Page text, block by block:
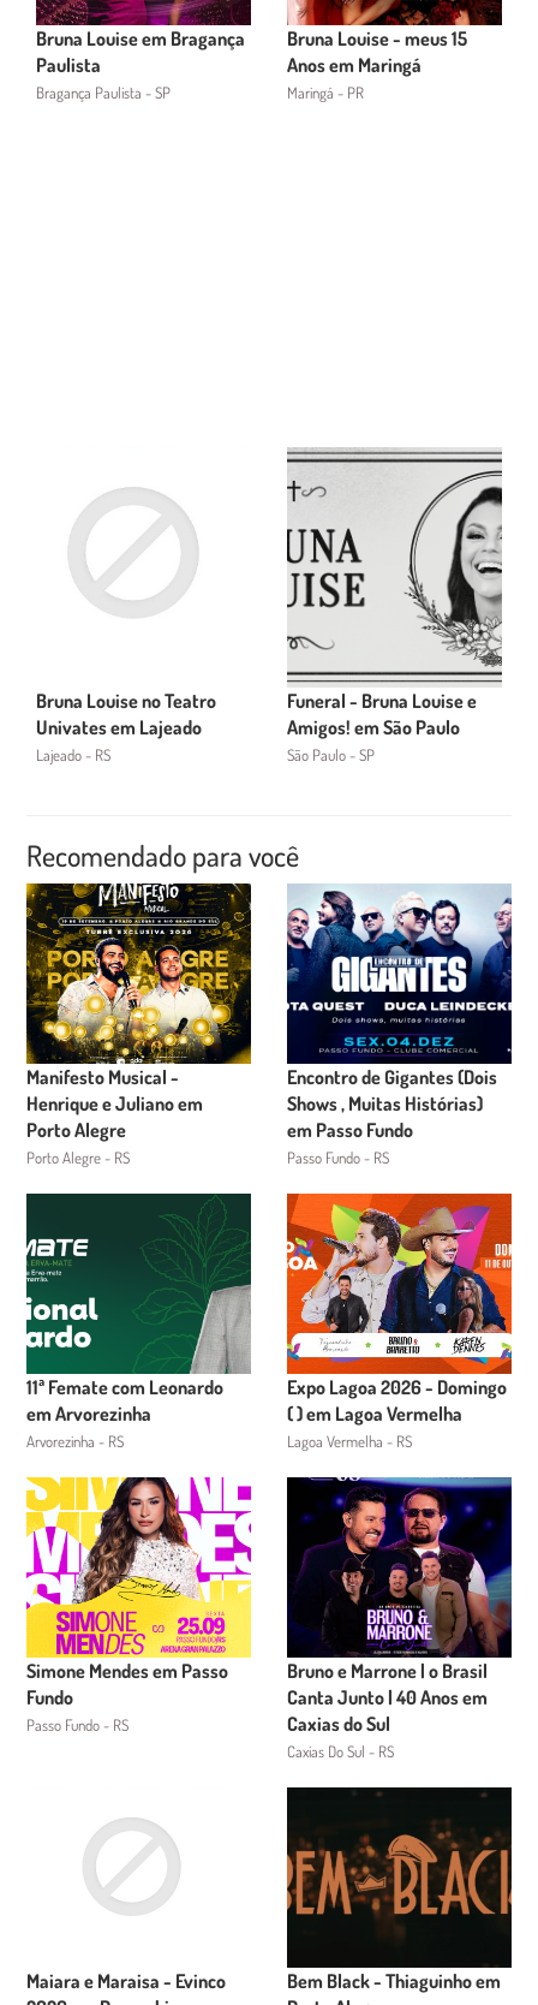
Bruna Louise em Bragança
Paulista
Bragança Paulista - SP
Bruna Louise - meus 15
Anos em Maringá
Maringá - PR
Bruna Louise no Teatro
Univates em Lajeado
Lajeado - RS
Funeral - Bruna Louise e
Amigos! em São Paulo
São Paulo - SP
Recomendado para você
Manifesto Musical -
Henrique e Juliano em
Porto Alegre
Porto Alegre - RS
Encontro de Gigantes (Dois
Shows , Muitas Histórias)
em Passo Fundo
Passo Fundo - RS
11ª Femate com Leonardo
em Arvorezinha
Arvorezinha - RS
Expo Lagoa 2026 - Domingo
( ) em Lagoa Vermelha
Lagoa Vermelha - RS
Simone Mendes em Passo
Fundo
Passo Fundo - RS
Bruno e Marrone | o Brasil
Canta Junto | 40 Anos em
Caxias do Sul
Caxias Do Sul - RS
Maiara e Maraisa - Evinco
Bem Black - Thiaguinho em